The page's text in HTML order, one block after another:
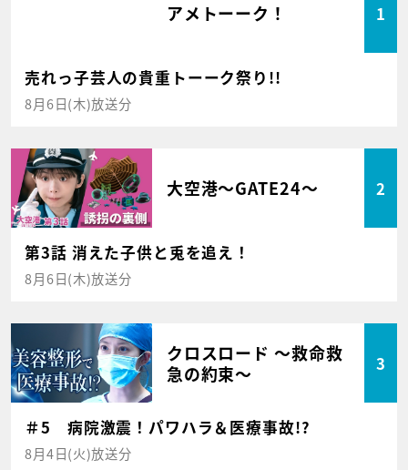
アメトーーク！ 1
売れっ子芸人の貴重トーーク祭り!!
8月6日(木)放送分
大空港～GATE24～ 2
第3話 消えた子供と兎を追え！
8月6日(木)放送分
クロスロード ～救命救
急の約束～
3
＃5 病院激震！パワハラ＆医療事故!?
8月4日(火)放送分